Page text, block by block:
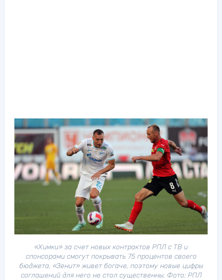
«Химки» за счет новых контрактов РПЛ с ТВ и
спонсорами смогут покрывать 75 процентов своего
бюджета, «Зенит» живет богаче, поэтому новые цифры
соглашений для него не стол существенны. Фото: РПЛ